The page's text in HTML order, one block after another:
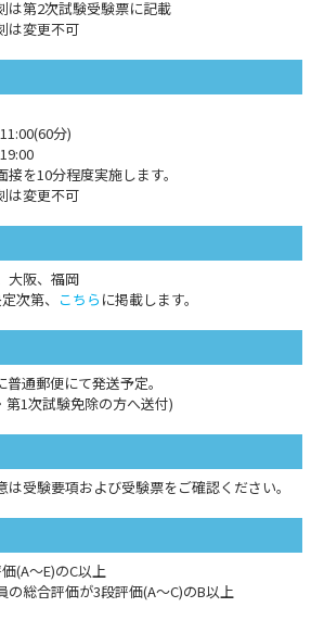
は第2次試験受験票に記載
は変更不可
分)
を10分程度実施します。
は変更不可
大阪、福岡
次第、 こちら に掲載します。
通郵便にて発送予定。
1次試験免除の方へ送付)
受験要項および受験票をご確認ください。
(A～E)のC以上
の総合評価が3段評価(A～C)のB以上